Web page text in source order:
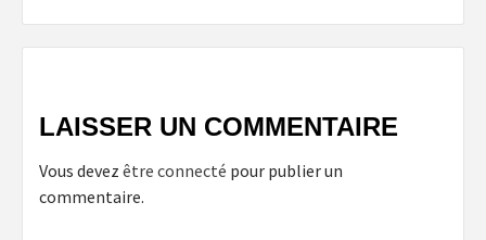
LAISSER UN COMMENTAIRE
Vous devez être connecté pour publier un
commentaire.